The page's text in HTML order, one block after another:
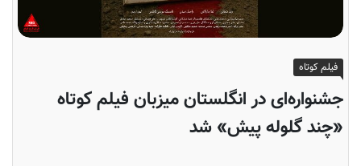
فیلم کوتاه
جشنواره‌ای در انگلستان میزبان فیلم کوتاه
«چند گلوله پیش» شد